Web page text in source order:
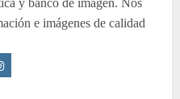
y banco de imagen. Nos
e imágenes de calidad